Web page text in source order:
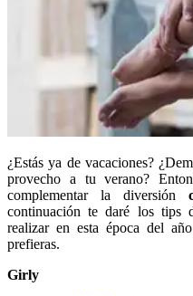
¿Estás ya de vacaciones?
provecho a tu verano?
complementar la diversión
continuación te daré los tips
realizar en esta época del
prefieras.
Girly